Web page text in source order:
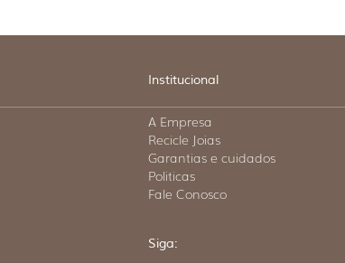
Institucional
A Empresa
Recicle Joias
Garantias e cuidados
Politicas
Fale Conosco
Siga: